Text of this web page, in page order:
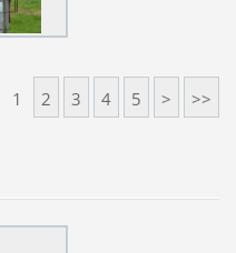
1 2 3 4 5 > >>